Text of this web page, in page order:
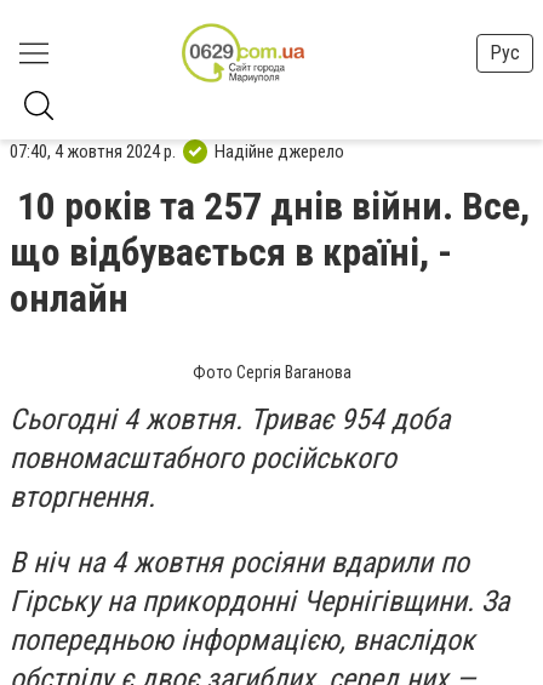
Рус
07:40, 4 жовтня 2024 р. Надійне джерело
10 років та 257 днів війни. Все,
що відбувається в країні, -
онлайн
Фото Сергія Ваганова
Сьогодні 4 жовтня. Триває 954 доба
повномасштабного російського
вторгнення.
В ніч на 4 жовтня росіяни вдарили по
Гірську на прикордонні Чернігівщини. За
попередньою інформацією, внаслідок